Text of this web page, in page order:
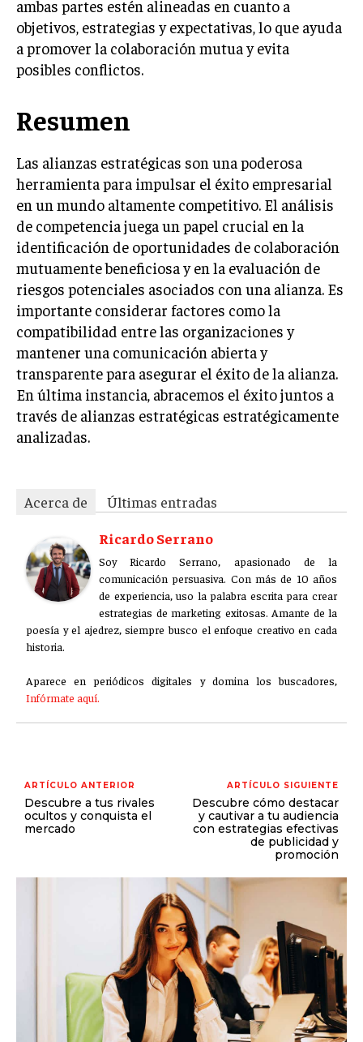
ÉTICA EMPRESARIAL Y RESPONSABILIDAD
SOCIAL
BLOG
Ricardo Serrano
Soy Ricardo Serrano, apasionado de la
comunicación persuasiva. Con más de 10 años de
experiencia, uso la palabra escrita para crear
estrategias de marketing exitosas. Amante de la
poesía y el ajedrez, siempre busco el enfoque creativo en cada
historia.
Aparece en periódicos digitales y domina los buscadores,
Infórmate aquí.
ambas partes estén alineadas en cuanto a
objetivos, estrategias y expectativas, lo que ayuda
a promover la colaboración mutua y evita
posibles conflictos.
Resumen
Las alianzas estratégicas son una poderosa
herramienta para impulsar el éxito empresarial
en un mundo altamente competitivo. El análisis
de competencia juega un papel crucial en la
identificación de oportunidades de colaboración
mutuamente beneficiosa y en la evaluación de
riesgos potenciales asociados con una alianza. Es
importante considerar factores como la
compatibilidad entre las organizaciones y
mantener una comunicación abierta y
transparente para asegurar el éxito de la alianza.
En última instancia, abracemos el éxito juntos a
través de alianzas estratégicas estratégicamente
analizadas.
Acerca de
Últimas entradas
Ricardo Serrano
Soy Ricardo Serrano, apasionado de la
comunicación persuasiva. Con más de 10 años
de experiencia, uso la palabra escrita para crear
estrategias de marketing exitosas. Amante de la
poesía y el ajedrez, siempre busco el enfoque creativo en cada
historia.
Aparece en periódicos digitales y domina los buscadores,
Infórmate aquí.
ARTÍCULO ANTERIOR
Descubre a tus rivales
ocultos y conquista el
mercado
ARTÍCULO SIGUIENTE
Descubre cómo destacar
y cautivar a tu audiencia
con estrategias efectivas
de publicidad y
promoción